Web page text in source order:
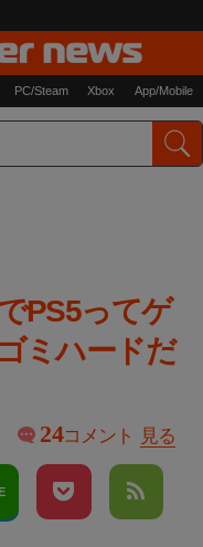
PC/Steam Xbox App/Mobile
PS5ってゲ
ミハードだ
24コメント 見る